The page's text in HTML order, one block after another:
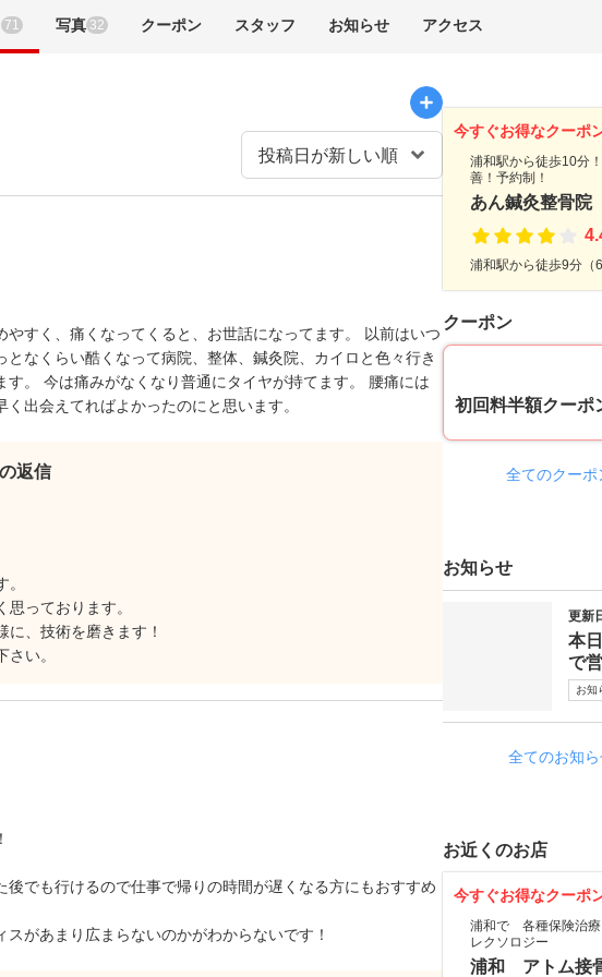
71 写真 32 クーポン スタッフ お知らせ アクセス
やすく、痛くなってくると、お世話になってます。 以前はいつ
なくらい酷くなって病院、整体、鍼灸院、カイロと色々行き
す。 今は痛みがなくなり普通にタイヤが持てます。 腰痛には
出会えてればよかったのにと思います。
返信
っております。
に、技術を磨きます！
い。
でも行けるので仕事で帰りの時間が遅くなる方にもおすすめ
があまり広まらないのかがわからないです！
今すぐお得なクーポ
浦和駅から徒歩10分
善！予約制！
あん鍼灸整骨院
浦和駅から徒歩9分（
クーポン
初回料半額クーポ
全てのクーポ
お知らせ
更新
本
で
お知
全てのお知ら
お近くのお店
今すぐお得なクーポ
浦和で 各種保険治療
レクソロジー
浦和 アトム接